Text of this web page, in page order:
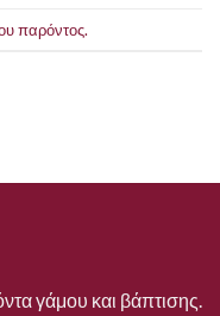
παρόντος.
γάμου και βάπτισης.